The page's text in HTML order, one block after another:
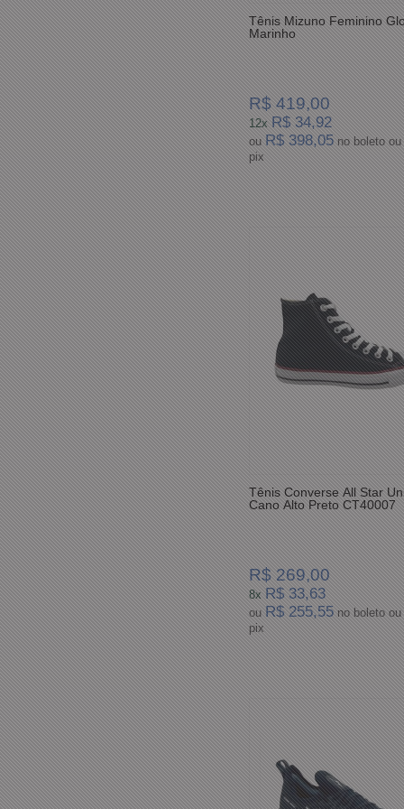
Tênis Mizuno Feminino
Marinho
R$ 419,00
12x R$ 34,92
ou R$ 398,05 no boleto ou
pix
Tênis Converse All Star
Cano Alto Preto CT40007
R$ 269,00
8x R$ 33,63
ou R$ 255,55 no boleto ou
pix